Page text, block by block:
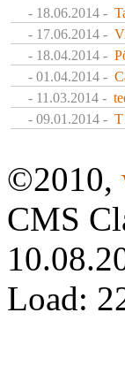
- 18.06.2014 -
- 17.06.2014 -
- 18.04.2014 -
- 01.04.2014 -
- 11.03.2014 -
- 09.01.2014 -
©2010,
CMS
Load: